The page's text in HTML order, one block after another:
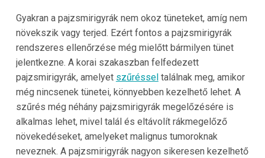
Gyakran a pajzsmirigyrák nem okoz tüneteket, amíg nem
növekszik vagy terjed. Ezért fontos a pajzsmirigyrák
rendszeres ellenőrzése még mielőtt bármilyen tünet
jelentkezne. A korai szakaszban felfedezett
pajzsmirigyrák, amelyet szűréssel találnak meg, amikor
még nincsenek tünetei, könnyebben kezelhető lehet. A
szűrés még néhány pajzsmirigyrák megelőzésére is
alkalmas lehet, mivel talál és eltávolít rákmegelőző
növekedéseket, amelyeket malignus tumoroknak
neveznek. A pajzsmirigyrák nagyon sikeresen kezelhető